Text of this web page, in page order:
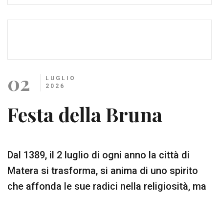
02
LUGLIO
2026
Festa della Bruna
Dal 1389, il 2 luglio di ogni anno la città di
Matera si trasforma, si anima di uno spirito
che affonda le sue radici nella religiosità, ma